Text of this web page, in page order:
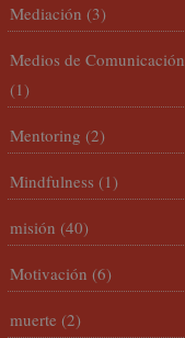
Mediación (3)
Medios de Comunicación
(1)
Mentoring (2)
Mindfulness (1)
misión (40)
Motivación (6)
muerte (2)